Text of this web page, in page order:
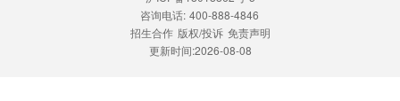
咨询电话: 400-888-4846
招生合作 版权/投诉 免责声明
更新时间:2026-08-08